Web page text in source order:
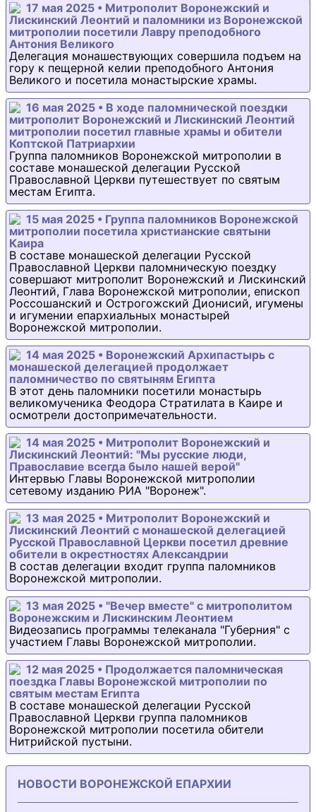
17 мая 2025 • Митрополит Воронежский и
Лискинский Леонтий и паломники из Воронежской
митрополии посетили Лавру преподобного
Антония Великого
Делегация монашествующих совершила подъем на
гору к пещерной келии преподобного Антония
Великого и посетила монастырские храмы.
16 мая 2025 • В ходе паломнической поездки
митрополит Воронежский и Лискинский Леонтий
митрополии посетил главные храмы и обители
Коптской Патриархии
Группа паломников Воронежской митрополии в
составе монашеской делегации Русской
Православной Церкви путешествует по святым
местам Египта.
15 мая 2025 • Группа паломников Воронежской
митрополии посетила христианские святыни
Каира
В составе монашеской делегации Русской
Православной Церкви паломническую поездку
совершают митрополит Воронежский и Лискинский
Леонтий, Глава Воронежской митрополии, епископ
Россошанский и Острогожский Дионисий, игумены
и игумении епархиальных монастырей
Воронежской митрополии.
14 мая 2025 • Воронежский Архипастырь с
монашеской делегацией продолжает
паломничество по святыням Египта
В этот день паломники посетили монастырь
великомученика Феодора Стратилата в Каире и
осмотрели достопримечательности.
14 мая 2025 • Митрополит Воронежский и
Лискинский Леонтий: "Мы русские люди,
Православие всегда было нашей верой"
Интервью Главы Воронежской митрополии
сетевому изданию РИА "Воронеж".
13 мая 2025 • Митрополит Воронежский и
Лискинский Леонтий с монашеской делегацией
Русской Православной Церкви посетил древние
обители в окрестностях Александрии
В состав делегации входит группа паломников
Воронежской митрополии.
13 мая 2025 • "Вечер вместе" с митрополитом
Воронежским и Лискинским Леонтием
Видеозапись программы телеканала "Губерния" с
участием Главы Воронежской митрополии.
12 мая 2025 • Продолжается паломническая
поездка Главы Воронежской митрополии по
святым местам Египта
В составе монашеской делегации Русской
Православной Церкви группа паломников
Воронежской митрополии посетила обители
Нитрийской пустыни.
НОВОСТИ ВОРОНЕЖСКОЙ ЕПАРХИИ